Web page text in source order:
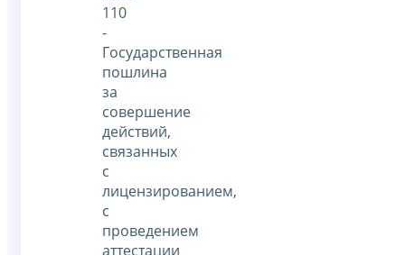
110
-
Государственная
пошлина
за
совершение
действий,
связанных
с
лицензированием,
с
проведением
аттестации